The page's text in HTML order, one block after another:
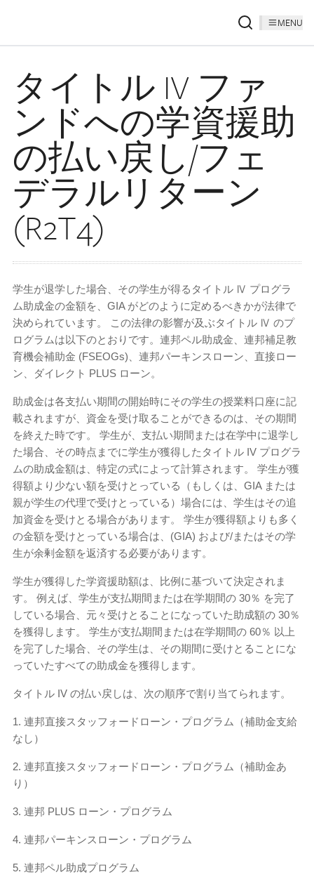
MENU
タイトル IV ファ
ンドへの学資援助
の払い戻し/フェ
デラルリターン
(R2T4)
学生が退学した場合、その学生が得るタイトル Ⅳ プログラ
ム助成金の金額を、GIA がどのように定めるべきかが法律で
決められています。 この法律の影響が及ぶタイトル Ⅳ のプ
ログラムは以下のとおりです。連邦ペル助成金、連邦補足教
育機会補助金 (FSEOGs)、連邦パーキンスローン、直接ロー
ン、ダイレクト PLUS ローン。
助成金は各支払い期間の開始時にその学生の授業料口座に記
載されますが、資金を受け取ることができるのは、その期間
を終えた時です。 学生が、支払い期間または在学中に退学し
た場合、その時点までに学生が獲得したタイトル IV プログラ
ムの助成金額は、特定の式によって計算されます。 学生が獲
得額より少ない額を受けとっている（もしくは、GIA または
親が学生の代理で受けとっている）場合には、学生はその追
加資金を受けとる場合があります。 学生が獲得額よりも多く
の金額を受けとっている場合は、(GIA) および/またはその学
生が余剰金額を返済する必要があります。
学生が獲得した学資援助額は、比例に基づいて決定されま
す。 例えば、学生が支払期間または在学期間の 30％ を完了
している場合、元々受けとることになっていた助成額の 30％
を獲得します。 学生が支払期間または在学期間の 60％ 以上
を完了した場合、その学生は、その期間に受けとることにな
っていたすべての助成金を獲得します。
タイトル IV の払い戻しは、次の順序で割り当てられます。
1. 連邦直接スタッフォードローン・プログラム（補助金支給
なし）
2. 連邦直接スタッフォードローン・プログラム（補助金あ
り）
3. 連邦 PLUS ローン・プログラム
4. 連邦パーキンスローン・プログラム
5. 連邦ペル助成プログラム